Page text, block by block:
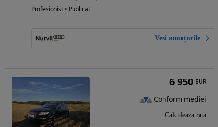
Profesionist • Publicat
Vezi anunțurile
6 950 EUR
Conform mediei
Calculeaza rata